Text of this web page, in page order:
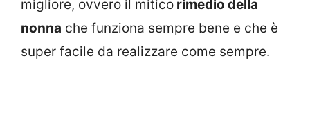
migliore, ovvero il mitico rimedio della
nonna che funziona sempre bene e che è
super facile da realizzare come sempre.